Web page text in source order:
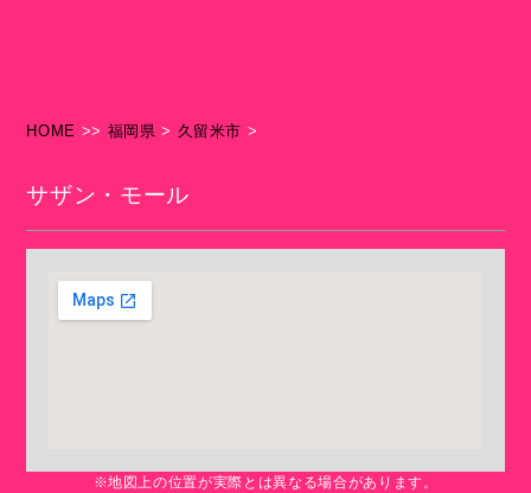
HOME >> 福岡県 > 久留米市 >
サザン・モール
※地図上の位置が実際とは異なる場合があります。